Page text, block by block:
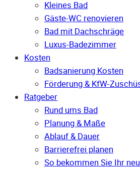
Kleines Bad
Gäste-WC renovieren
Bad mit Dachschräge
Luxus-Badezimmer
Kosten
Badsanierung Kosten
Förderung & KfW-
Ratgeber
Rund ums Bad
Planung & Maße
Ablauf & Dauer
Barrierefrei planen
So bekommen Sie Ihr